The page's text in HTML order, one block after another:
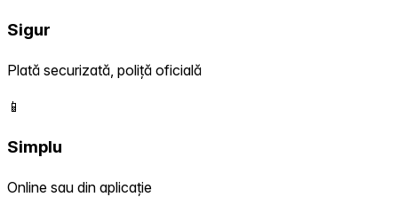
Sigur
Plată securizată, poliță oficială
📱
Simplu
Online sau din aplicație